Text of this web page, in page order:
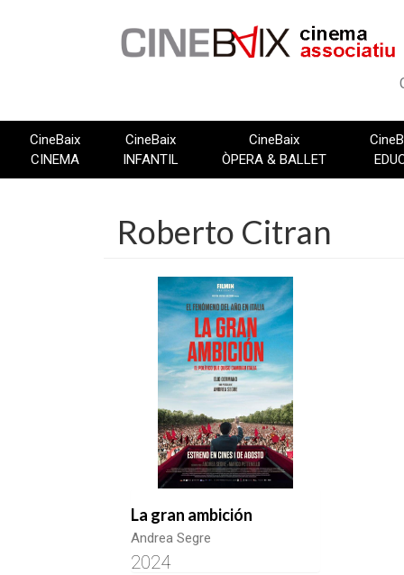
CineBaix
CINEMA
CineBaix
INFANTIL
CineBaix
ÒPERA & BALLET
Roberto Citran
La gran ambición
Andrea Segre
2024